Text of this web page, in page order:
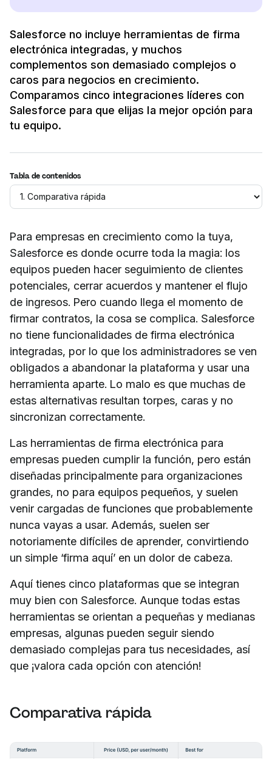
Salesforce no incluye herramientas de firma
electrónica integradas, y muchos
complementos son demasiado complejos o
caros para negocios en crecimiento.
Comparamos cinco integraciones líderes con
Salesforce para que elijas la mejor opción para
tu equipo.
Tabla de contenidos
Para empresas en crecimiento como la tuya,
Salesforce es donde ocurre toda la magia: los
equipos pueden hacer seguimiento de clientes
potenciales, cerrar acuerdos y mantener el flujo
de ingresos. Pero cuando llega el momento de
firmar contratos, la cosa se complica. Salesforce
no tiene funcionalidades de firma electrónica
integradas, por lo que los administradores se ven
obligados a abandonar la plataforma y usar una
herramienta aparte. Lo malo es que muchas de
estas alternativas resultan torpes, caras y no
sincronizan correctamente.
Las herramientas de firma electrónica para
empresas pueden cumplir la función, pero están
diseñadas principalmente para organizaciones
grandes, no para equipos pequeños, y suelen
venir cargadas de funciones que probablemente
nunca vayas a usar. Además, suelen ser
notoriamente difíciles de aprender, convirtiendo
un simple ‘firma aquí’ en un dolor de cabeza.
Aquí tienes cinco plataformas que se integran
muy bien con Salesforce. Aunque todas estas
herramientas se orientan a pequeñas y medianas
empresas, algunas pueden seguir siendo
demasiado complejas para tus necesidades, así
que ¡valora cada opción con atención!
Comparativa rápida